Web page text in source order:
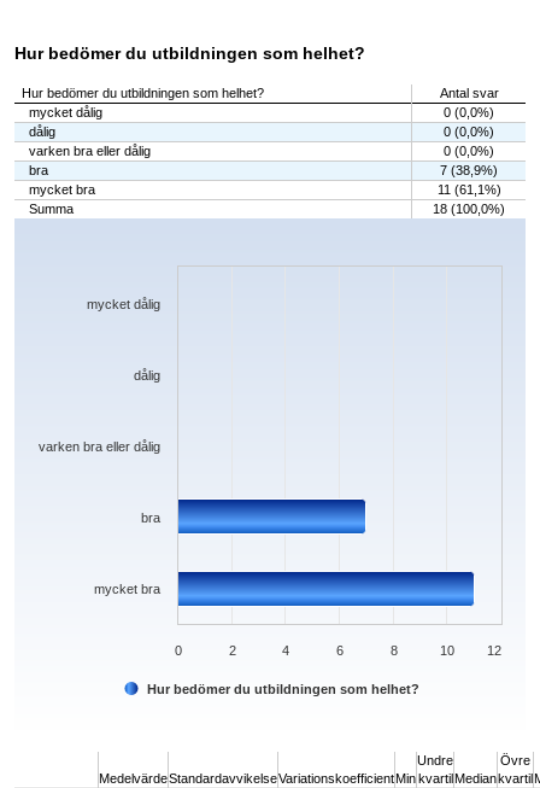
Hur bedömer du utbildningen som helhet?
Hur bedömer du utbildningen som helhet?
Antal svar
mycket dålig
0 (0,0%)
dålig
0 (0,0%)
varken bra eller dålig
0 (0,0%)
bra
7 (38,9%)
mycket bra
11 (61,1%)
Summa
18 (100,0%)
Chart
The chart has 1 X axis displaying categories.
Hur bedömer du utbildningen som helhet?
mycket bra
bra
varken bra eller dålig
dålig
mycket dålig
0 2 4 6 8 10 12
MedelvärdeStandardavvikelseVariationskoefficientMin
Undre
kvartilMedian
Övre
kvartil